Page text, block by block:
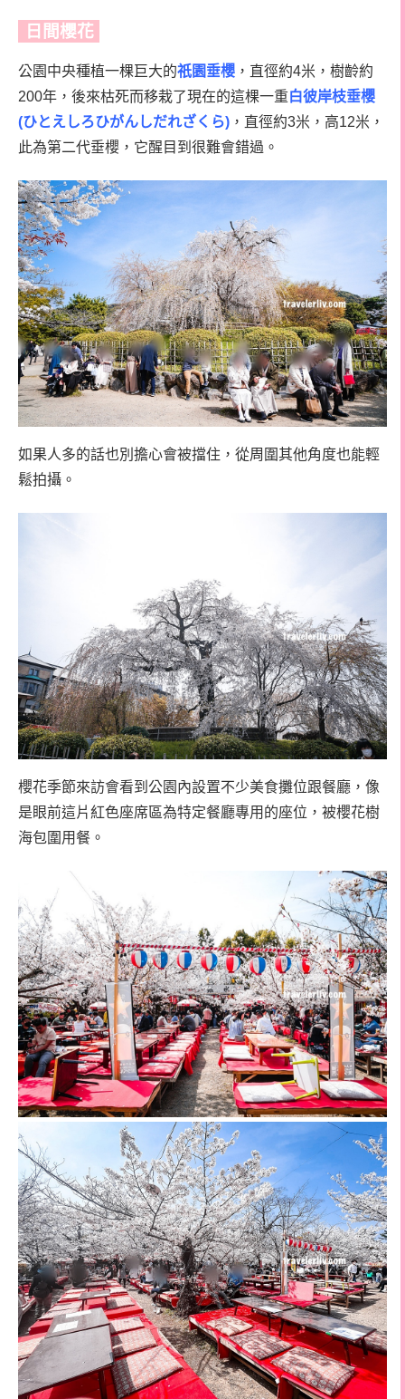
日間櫻花
公園中央種植一棵巨大的祇園垂櫻 ，直徑約4米，樹齡約
200年，後來枯死而移栽了現在的這棵一重白彼岸枝垂櫻
(ひとえしろひがんしだれざくら) ，直徑約3米，高12米，
此為第二代垂櫻，它醒目到很難會錯過。
如果人多的話也別擔心會被擋住，從周圍其他角度也能輕
鬆拍攝。
櫻花季節來訪會看到公園內設置不少美食攤位跟餐廳，像
是眼前這片紅色座席區為特定餐廳專用的座位，被櫻花樹
海包圍用餐。